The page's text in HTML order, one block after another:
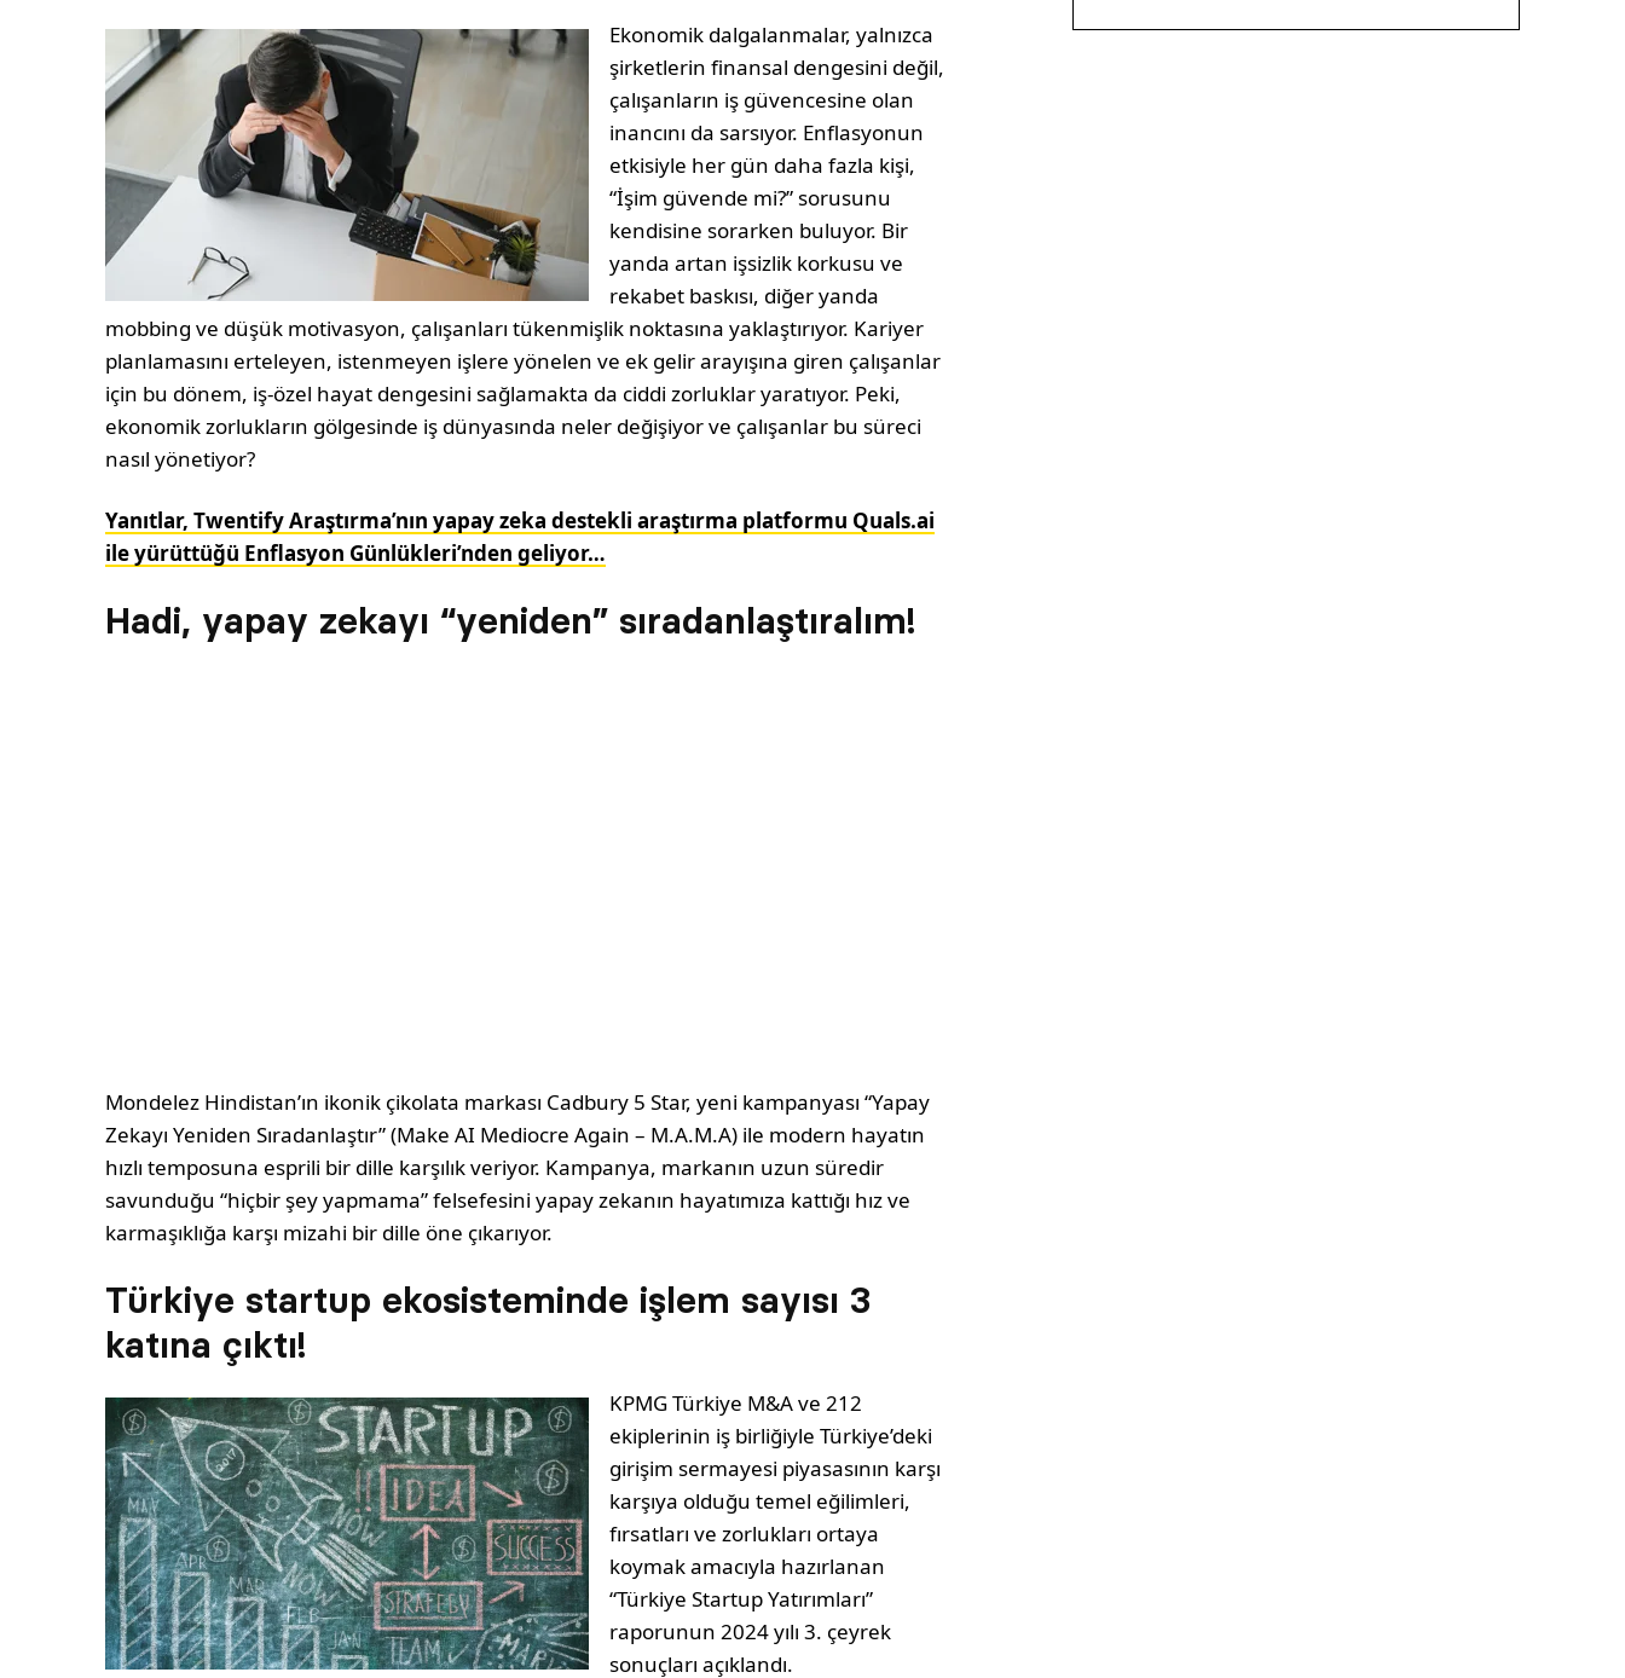
Ekonomik dalgalanmalar, yalnızca
şirketlerin finansal dengesini değil,
çalışanların iş güvencesine olan
inancını da sarsıyor. Enflasyonun
etkisiyle her gün daha fazla kişi,
“İşim güvende mi?” sorusunu
kendisine sorarken buluyor. Bir
yanda artan işsizlik korkusu ve
rekabet baskısı, diğer yanda
mobbing ve düşük motivasyon, çalışanları tükenmişlik noktasına yaklaştırıyor. Kariyer
planlamasını erteleyen, istenmeyen işlere yönelen ve ek gelir arayışına giren çalışanlar
için bu dönem, iş-özel hayat dengesini sağlamakta da ciddi zorluklar yaratıyor. Peki,
ekonomik zorlukların gölgesinde iş dünyasında neler değişiyor ve çalışanlar bu süreci
nasıl yönetiyor?
Yanıtlar, Twentify Araştırma’nın yapay zeka destekli araştırma platformu Quals.ai
ile yürüttüğü Enflasyon Günlükleri’nden geliyor…
Hadi, yapay zekayı “yeniden” sıradanlaştıralım!
Mondelez Hindistan’ın ikonik çikolata markası Cadbury 5 Star, yeni kampanyası “Yapay
Zekayı Yeniden Sıradanlaştır” (Make AI Mediocre Again – M.A.M.A) ile modern hayatın
hızlı temposuna esprili bir dille karşılık veriyor. Kampanya, markanın uzun süredir
savunduğu “hiçbir şey yapmama” felsefesini yapay zekanın hayatımıza kattığı hız ve
karmaşıklığa karşı mizahi bir dille öne çıkarıyor.
Türkiye startup ekosisteminde işlem sayısı 3
katına çıktı!
KPMG Türkiye M&A ve 212
ekiplerinin iş birliğiyle Türkiye’deki
girişim sermayesi piyasasının karşı
karşıya olduğu temel eğilimleri,
fırsatları ve zorlukları ortaya
koymak amacıyla hazırlanan
“Türkiye Startup Yatırımları”
raporunun 2024 yılı 3. çeyrek
sonuçları açıklandı.